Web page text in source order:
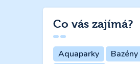
Co vás zajímá?
Aquaparky Bazény